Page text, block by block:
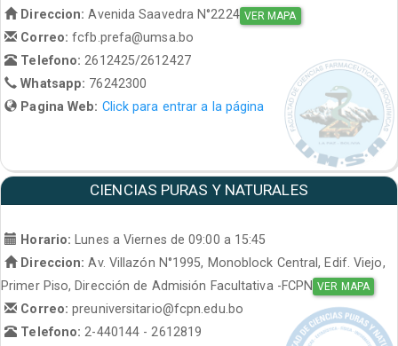
Direccion: Avenida Saavedra N°2224 VER MAPA
Correo:fcfb.prefa@umsa.bo
Telefono:2612425/2612427
Whatsapp: 76242300
Pagina Web: Click para entrar a la página
CIENCIAS PURAS Y NATURALES
Horario:
Lunes a Viernes de 09:00 a 15:45
Direccion: Av. Villazón N°1995, Monoblock Central, Edif. Viejo,
Primer Piso, Dirección de Admisión Facultativa -FCPN VER MAPA
Correo:preuniversitario@fcpn.edu.bo
Telefono: 2-440144 - 2612819